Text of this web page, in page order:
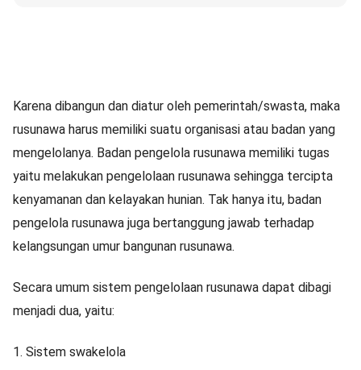
Karena dibangun dan diatur oleh pemerintah/swasta, maka
rusunawa harus memiliki suatu organisasi atau badan yang
mengelolanya. Badan pengelola rusunawa memiliki tugas
yaitu melakukan pengelolaan rusunawa sehingga tercipta
kenyamanan dan kelayakan hunian. Tak hanya itu, badan
pengelola rusunawa juga bertanggung jawab terhadap
kelangsungan umur bangunan rusunawa.
Secara umum sistem pengelolaan rusunawa dapat dibagi
menjadi dua, yaitu:
1. Sistem swakelola